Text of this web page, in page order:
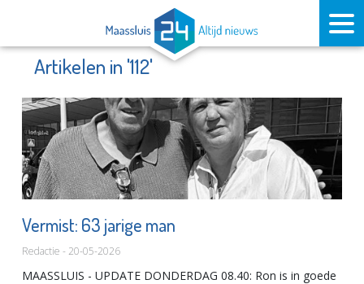
Artikelen in '112'
Vermist: 63 jarige man
Redactie - 20-05-2026
MAASSLUIS - UPDATE DONDERDAG 08.40: Ron is in goede